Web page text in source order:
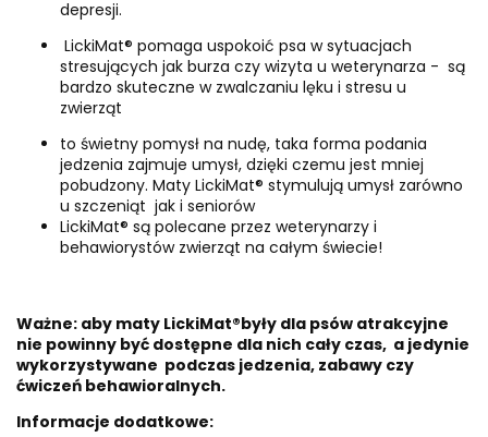
depresji.
LickiMat® pomaga uspokoić psa w sytuacjach
stresujących jak burza czy wizyta u weterynarza - są
bardzo skuteczne w zwalczaniu lęku i stresu u
zwierząt
to świetny pomysł na nudę, taka forma podania
jedzenia zajmuje umysł, dzięki czemu jest mniej
pobudzony. Maty LickiMat® stymulują umysł zarówno
u szczeniąt jak i seniorów
LickiMat® są polecane przez weterynarzy i
behawiorystów zwierząt na całym świecie!
Ważne: aby maty LickiMat®były dla psów atrakcyjne
nie powinny być dostępne dla nich cały czas, a jedynie
wykorzystywane podczas jedzenia, zabawy czy
ćwiczeń behawioralnych.
Informacje dodatkowe: